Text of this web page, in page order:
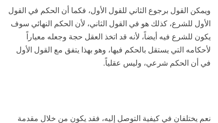
ويمكن القول برجوع الثاني للقول الأول، فكما أن الحكم في القول
الأول للشرع، كذلك هو في القول الثاني، لأن الحكم النهائي سوف
يكون للشرع فيه أيضاً، لأنه قد اتخذ العقل حجة وجعله معياراً
لأحكامه التي يستقل بالحكم فيها، وهو بهذا يتفق مع القول الأول
في أن الحكم شرعي، وليس عقلياً.
نعم يختلفان في كيفية التوصل إليه، فقد يكون من خلال مقدمة